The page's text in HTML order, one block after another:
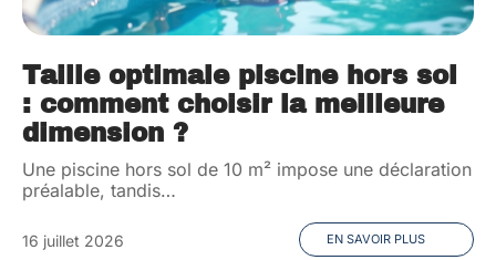
Taille optimale piscine hors sol
: comment choisir la meilleure
dimension ?
Une piscine hors sol de 10 m² impose une déclaration
préalable, tandis…
16 juillet 2026 EN SAVOIR PLUS